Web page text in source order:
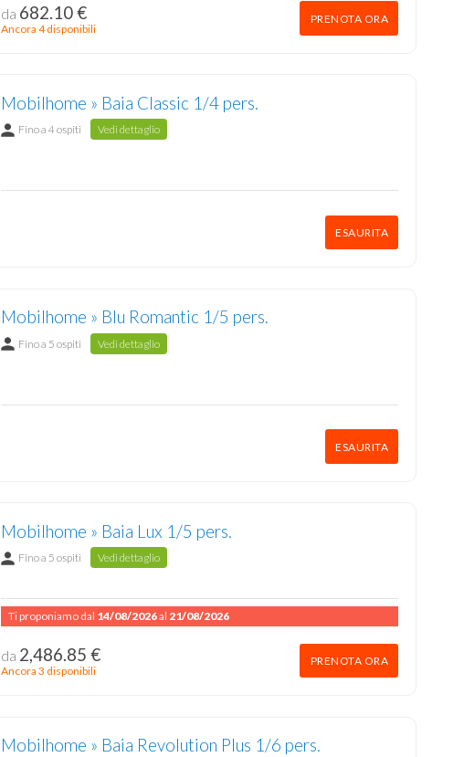
da 682.10 €
Ancora 4 disponibili
PRENOTA ORA
Mobilhome » Baia Classic 1/4 pers.
Fino a 4 ospiti Vedi dettaglio
ESAURITA
Mobilhome » Blu Romantic 1/5 pers.
Fino a 5 ospiti Vedi dettaglio
ESAURITA
Mobilhome » Baia Lux 1/5 pers.
Fino a 5 ospiti Vedi dettaglio
Ti proponiamo dal 14/08/2026al 21/08/2026
da 2,486.85 €
Ancora 3 disponibili
PRENOTA ORA
Mobilhome » Baia Revolution Plus 1/6 pers.